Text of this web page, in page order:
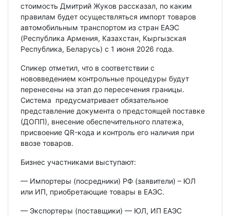
стоимость Дмитрий Жуков рассказал, по каким
правилам будет осуществляться импорт товаров
автомобильным транспортом из стран ЕАЭС
(Республика Армения, Казахстан, Кыргызская
Республика, Беларусь) с 1 июня 2026 года.
Спикер отметил, что в соответствии с
нововведением контрольные процедуры будут
перенесены на этап до пересечения границы.
Система предусматривает обязательное
представление документа о предстоящей поставке
(ДОПП), внесение обеспечительного платежа,
присвоение QR-кода и контроль его наличия при
ввозе товаров.
Бизнес участниками выступают:
— Импортеры (посредники) РФ (заявители) – ЮЛ
или ИП, приобретающие товары в ЕАЭС.
— Экспортеры (поставщики) — ЮЛ, ИП ЕАЭС